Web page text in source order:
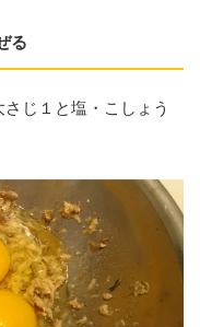
る
じ１と塩・こしょう